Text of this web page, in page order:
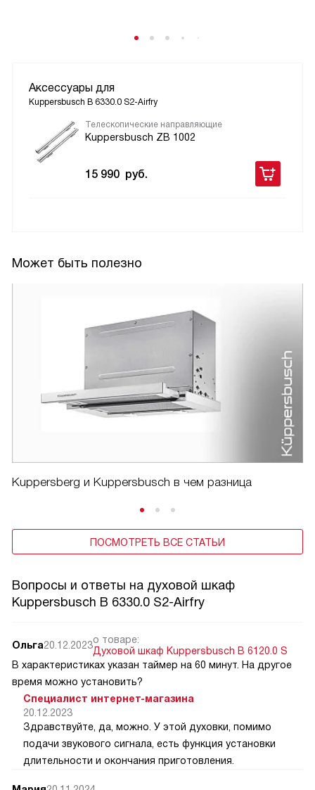
Аксессуары для
Kuppersbusch B 6330.0 S2-Airfry
Телескопические направляющие
Kuppersbusch ZB 1002
15 990 руб.
Может быть полезно
Kuppersberg и Kuppersbusch в чем разница
ПОСМОТРЕТЬ ВСЕ СТАТЬИ
Вопросы и ответы на духовой шкаф
Kuppersbusch B 6330.0 S2-Airfry
Ольга20.12.2023о товаре:
Духовой шкаф Kuppersbusch B 6120.0 S
В характеристиках указан таймер на 60 минут. На другое
время можно установить?
Специалист интернет-магазина
20.12.2023
Здравствуйте, да, можно. У этой духовки, помимо
подачи звукового сигнала, есть функция установки
длительности и окончания приготовления.